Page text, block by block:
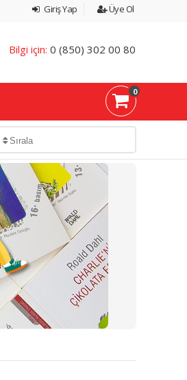
Giriş Yap Üye Ol
Bilgi için: 0 (850) 302 00 80
0